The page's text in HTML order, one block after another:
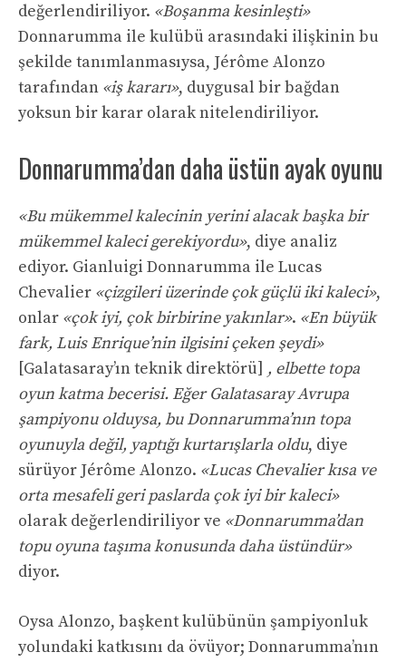
değerlendiriliyor. «Boşanma kesinleşti»
Donnarumma ile kulübü arasındaki ilişkinin bu
şekilde tanımlanmasıysa, Jérôme Alonzo
tarafından «iş kararı», duygusal bir bağdan
yoksun bir karar olarak nitelendiriliyor.
Donnarumma’dan daha üstün ayak oyunu
«Bu mükemmel kalecinin yerini alacak başka bir
mükemmel kaleci gerekiyordu», diye analiz
ediyor. Gianluigi Donnarumma ile Lucas
Chevalier «çizgileri üzerinde çok güçlü iki kaleci»,
onlar «çok iyi, çok birbirine yakınlar». «En büyük
fark, Luis Enrique’nin ilgisini çeken şeydi»
[Galatasaray’ın teknik direktörü] , elbette topa
oyun katma becerisi. Eğer Galatasaray Avrupa
şampiyonu olduysa, bu Donnarumma’nın topa
oyunuyla değil, yaptığı kurtarışlarla oldu, diye
sürüyor Jérôme Alonzo. «Lucas Chevalier kısa ve
orta mesafeli geri paslarda çok iyi bir kaleci»
olarak değerlendiriliyor ve «Donnarumma’dan
topu oyuna taşıma konusunda daha üstündür»
diyor.
Oysa Alonzo, başkent kulübünün şampiyonluk
yolundaki katkısını da övüyor; Donnarumma’nın